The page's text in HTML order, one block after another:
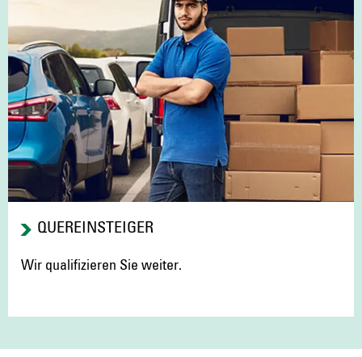
QUEREINSTEIGER
Wir qualifizieren Sie weiter.